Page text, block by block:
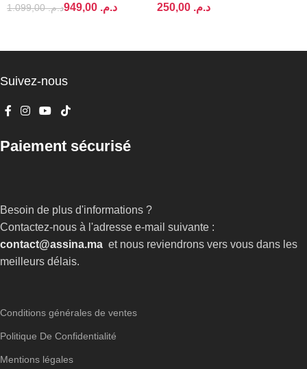
د.م.1.099,00 د.م.
د.م.
Conditions générales de ventes
Politique De Confidentialité
Mentions légales
Suivez-nous
Paiement sécurisé
Besoin de plus d'informations ?
Contactez-nous à l'adresse e-mail suivante :
contact@assina.ma et nous reviendrons vers vous dans les
meilleurs délais.